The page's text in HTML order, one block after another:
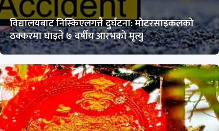
विद्यालयबाट निस्किएलगत्तै दुर्घटना: मोटरसाइकलको
ठक्करमा घाइते ७ वर्षीय आरभको मृत्यु